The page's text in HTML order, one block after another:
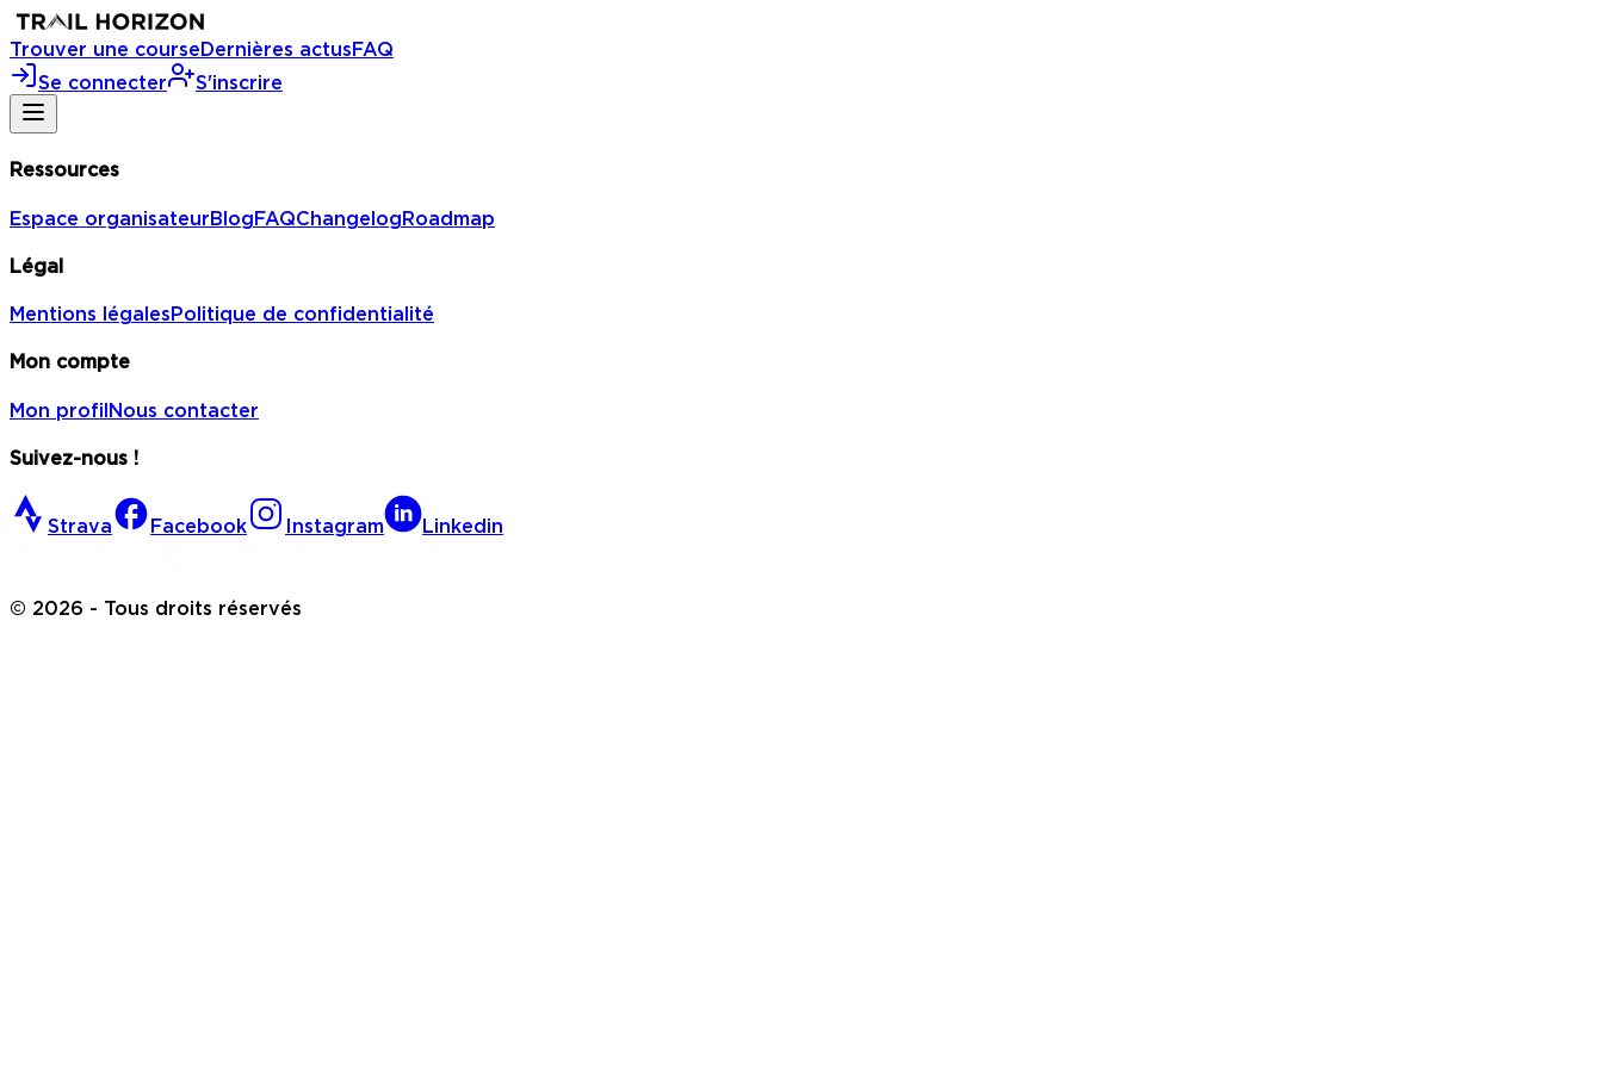
Trouver une courseDernières actusFAQ
Se connecter
S'inscrire
Ressources
Espace organisateurBlogFAQChangelogRoadmap
Légal
Mentions légalesPolitique de confidentialité
Mon compte
Mon profilNous contacter
Suivez-nous !
Strava Facebook Instagram Linkedin
© 2026 - Tous droits réservés